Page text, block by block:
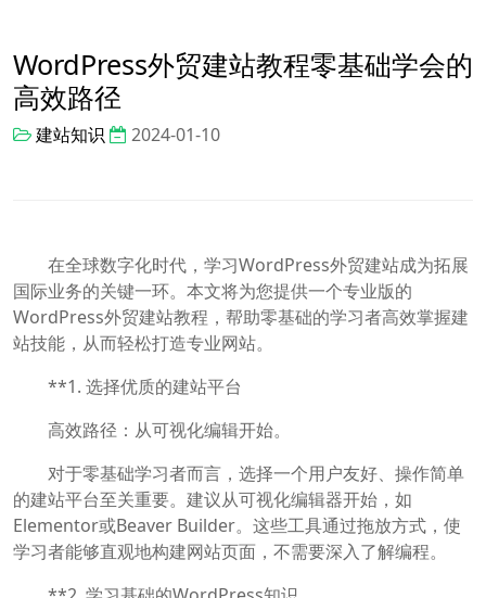
WordPress外贸建站教程零基础学会的
高效路径
建站知识 2024-01-10
在全球数字化时代，学习WordPress外贸建站成为拓展
国际业务的关键一环。本文将为您提供一个专业版的
WordPress外贸建站教程，帮助零基础的学习者高效掌握建
站技能，从而轻松打造专业网站。
**1. 选择优质的建站平台
高效路径：从可视化编辑开始。
对于零基础学习者而言，选择一个用户友好、操作简单
的建站平台至关重要。建议从可视化编辑器开始，如
Elementor或Beaver Builder。这些工具通过拖放方式，使
学习者能够直观地构建网站页面，不需要深入了解编程。